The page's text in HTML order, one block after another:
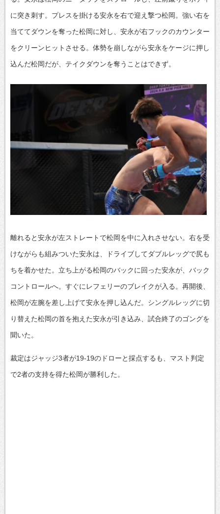
に突き刺す。プレスを掛ける安永を右で迎え撃つ松岡。強い右を
当ててダウンを奪った松岡に対し、安永が右フックのカウンター
をクリーンヒットさせる。体勢を崩しながら安永をケージに押し
込んだ松岡だが、テイクダウンを奪うことはできず。
離れると安永が左ストレートで松岡を中に入れさせない。右を受
けながらも組みついた安永は、ドライブしてダブルレッグで尻も
ちを着かせた。立ち上がる松岡のバックに回った安永が、バック
コントロールへ。すぐにレフェリーのブレイクが入る。再開後、
松岡が左腕を差し上げて安永を押し込んだ。シングルレッグに切
り替えた松岡の首を抱えた安永が引き込み、試合終了のゴングを
聞いた。
裁定はジャッジ3者が19-19のドローと採点するも、マスト判定
で2者の支持を得た松岡が勝利した。